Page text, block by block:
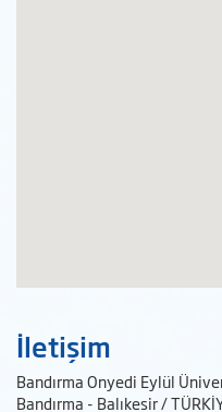
İletişim
Bandırma Onyedi Eylül
Bandırma - Balıkesir /